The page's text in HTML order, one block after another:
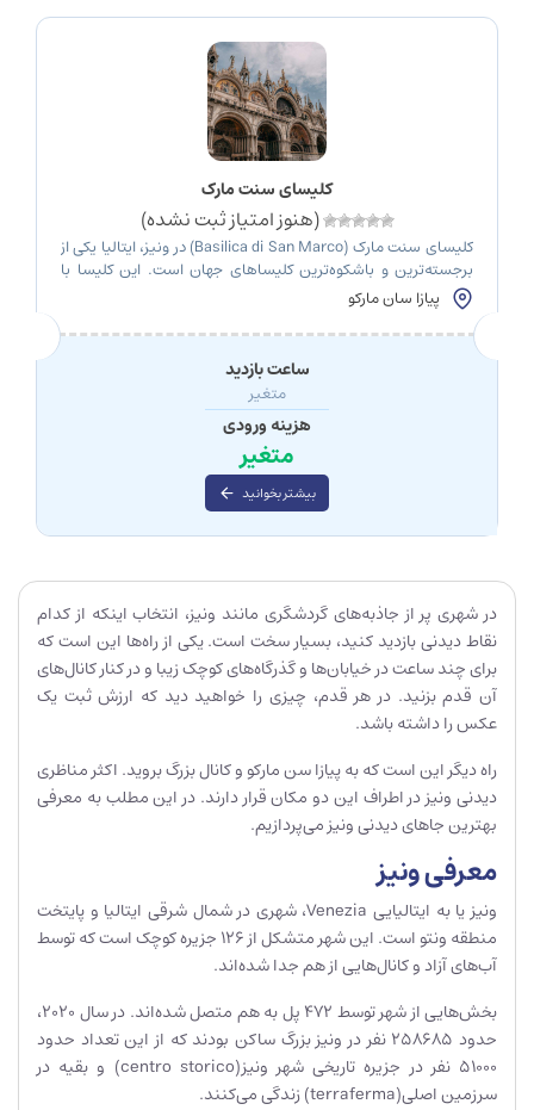
کلیسای سنت مارک
(هنوز امتیاز ثبت نشده)
کلیسای سنت مارک (Basilica di San Marco) در ونیز، ایتالیا یکی از
برجسته‌ترین و باشکوه‌ترین کلیساهای جهان است. این کلیسا با
معماری بیزانسی و تزئینات خیره‌کننده‌ای که شامل موزاییک‌ها،
طلاکاری‌ها و مجسمه‌های زیبا است، به‌عنوان یکی از مهم‌ترین
نمادهای ونیز شناخته می‌شود. کلیسای سنت مارک نه تنها یک
مکان مذهبی مهم برای مردم ونیز است، […]
پیازا سان مارکو
ساعت بازدید
متغیر
هزینه ورودی
متغیر
بیشتر بخوانید
در شهری پر از جاذبه‌های گردشگری مانند ونیز، انتخاب اینکه از کدام
نقاط دیدنی بازدید کنید، بسیار سخت است. یکی از راه‌ها این است که
برای چند ساعت در خیابان‌ها و گذرگاه‌های کوچک زیبا و در کنار کانال‌های
آن قدم بزنید. در هر قدم، چیزی را خواهید دید که ارزش ثبت یک
عکس را داشته باشد.
راه دیگر این است که به پیازا سن مارکو و کانال بزرگ بروید. اکثر مناظری
دیدنی ونیز در اطراف این دو مکان قرار دارند. در این مطلب به معرفی
بهترین جاهای دیدنی ونیز می‌پردازیم.
معرفی ونیز
ونیز یا به ایتالیایی Venezia، شهری در شمال شرقی ایتالیا و پایتخت
منطقه ونتو است. این شهر متشکل از 126 جزیره کوچک است که توسط
آب‌های آزاد و کانال‌هایی از هم جدا شده‌اند.
بخش‌هایی از شهر توسط 472 پل به هم متصل شده‌اند. در سال 2020،
حدود 258685 نفر در ونیز بزرگ ساکن بودند که از این تعداد حدود
51000 نفر در جزیره تاریخی شهر ونیز(centro storico) و بقیه در
سرزمین اصلی(terraferma) زندگی می‌کنند.